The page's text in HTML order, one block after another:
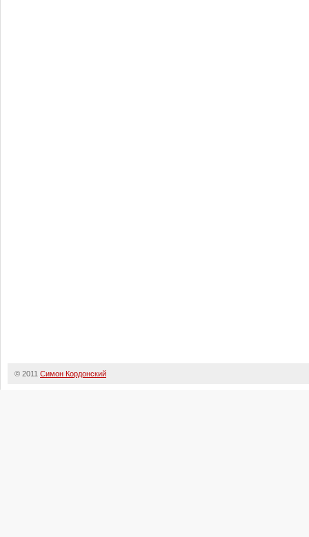
© 2011 Симон Кордонский